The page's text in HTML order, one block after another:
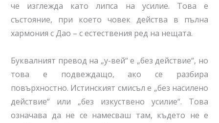
че изглежда като липса на усилие. Това е
състояние, при което човек действа в пълна
хармония с Дао – с естествения ред на нещата.
Буквалният превод на „у-вей“ е „без действие“, но
това е подвеждащо, ако се разбира
повърхностно. Истинският смисъл е „без насилено
действие“ или „без изкуствено усилие“. Това
означава да не се намесваш там, където не е